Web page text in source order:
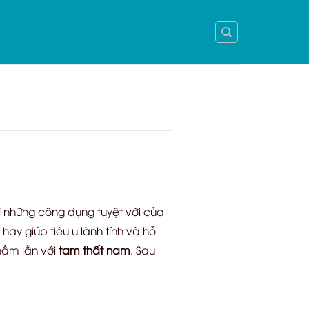
công dụng tuyệt vời của
giúp tiêu u lành tính và hỗ
lẫn với tam thất nam. Sau